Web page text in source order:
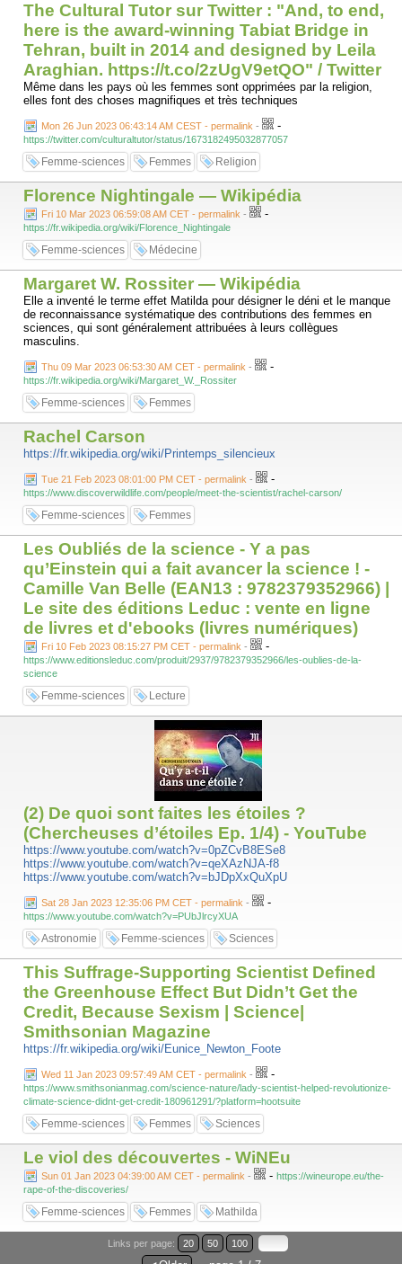
The Cultural Tutor sur Twitter : "And, to end,
here is the award-winning Tabiat Bridge in
Tehran, built in 2014 and designed by Leila
Araghian. https://t.co/2zUgV9etQO" / Twitter
Même dans les pays où les femmes sont opprimées par la religion,
elles font des choses magnifiques et très techniques
Mon 26 Jun 2023 06:43:14 AM CEST - permalink - -
https://twitter.com/culturaltutor/status/1673182495032877057
Femme-sciences Femmes Religion
Florence Nightingale — Wikipédia
Fri 10 Mar 2023 06:59:08 AM CET - permalink - -
https://fr.wikipedia.org/wiki/Florence_Nightingale
Femme-sciences Médecine
Margaret W. Rossiter — Wikipédia
Elle a inventé le terme effet Matilda pour désigner le déni et le manque
de reconnaissance systématique des contributions des femmes en
sciences, qui sont généralement attribuées à leurs collègues
masculins.
Thu 09 Mar 2023 06:53:30 AM CET - permalink - -
https://fr.wikipedia.org/wiki/Margaret_W._Rossiter
Femme-sciences Femmes
Rachel Carson
https://fr.wikipedia.org/wiki/Printemps_silencieux
Tue 21 Feb 2023 08:01:00 PM CET - permalink - -
https://www.discoverwildlife.com/people/meet-the-scientist/rachel-carson/
Femme-sciences Femmes
Les Oubliés de la science - Y a pas
qu’Einstein qui a fait avancer la science ! -
Camille Van Belle (EAN13 : 9782379352966) |
Le site des éditions Leduc : vente en ligne
de livres et d'ebooks (livres numériques)
Fri 10 Feb 2023 08:15:27 PM CET - permalink - -
https://www.editionsleduc.com/produit/2937/9782379352966/les-oublies-de-la-
science
Femme-sciences Lecture
(2) De quoi sont faites les étoiles ?
(Chercheuses d’étoiles Ep. 1/4) - YouTube
https://www.youtube.com/watch?v=0pZCvB8ESe8
https://www.youtube.com/watch?v=qeXAzNJA-f8
https://www.youtube.com/watch?v=bJDpXxQuXpU
Sat 28 Jan 2023 12:35:06 PM CET - permalink - -
https://www.youtube.com/watch?v=PUbJlrcyXUA
Astronomie Femme-sciences Sciences
This Suffrage-Supporting Scientist Defined
the Greenhouse Effect But Didn’t Get the
Credit, Because Sexism | Science|
Smithsonian Magazine
https://fr.wikipedia.org/wiki/Eunice_Newton_Foote
Wed 11 Jan 2023 09:57:49 AM CET - permalink - -
https://www.smithsonianmag.com/science-nature/lady-scientist-helped-revolutionize-
climate-science-didnt-get-credit-180961291/?platform=hootsuite
Femme-sciences Femmes Sciences
Le viol des découvertes - WiNEu
Sun 01 Jan 2023 04:39:00 AM CET - permalink - - https://wineurope.eu/the-
rape-of-the-discoveries/
Femme-sciences Femmes Mathilda
Links per page: 20 50 100